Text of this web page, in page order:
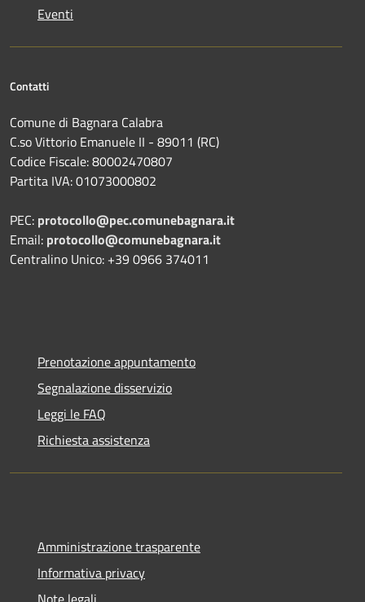
Eventi
Contatti
Comune di Bagnara Calabra
C.so Vittorio Emanuele II - 89011 (RC)
Codice Fiscale:80002470807
Partita IVA:01073000802
PEC: protocollo@pec.comunebagnara.it
Email: protocollo@comunebagnara.it
Centralino Unico: +39 0966 374011
Prenotazione appuntamento
Segnalazione disservizio
Leggi le FAQ
Richiesta assistenza
Amministrazione trasparente
Informativa privacy